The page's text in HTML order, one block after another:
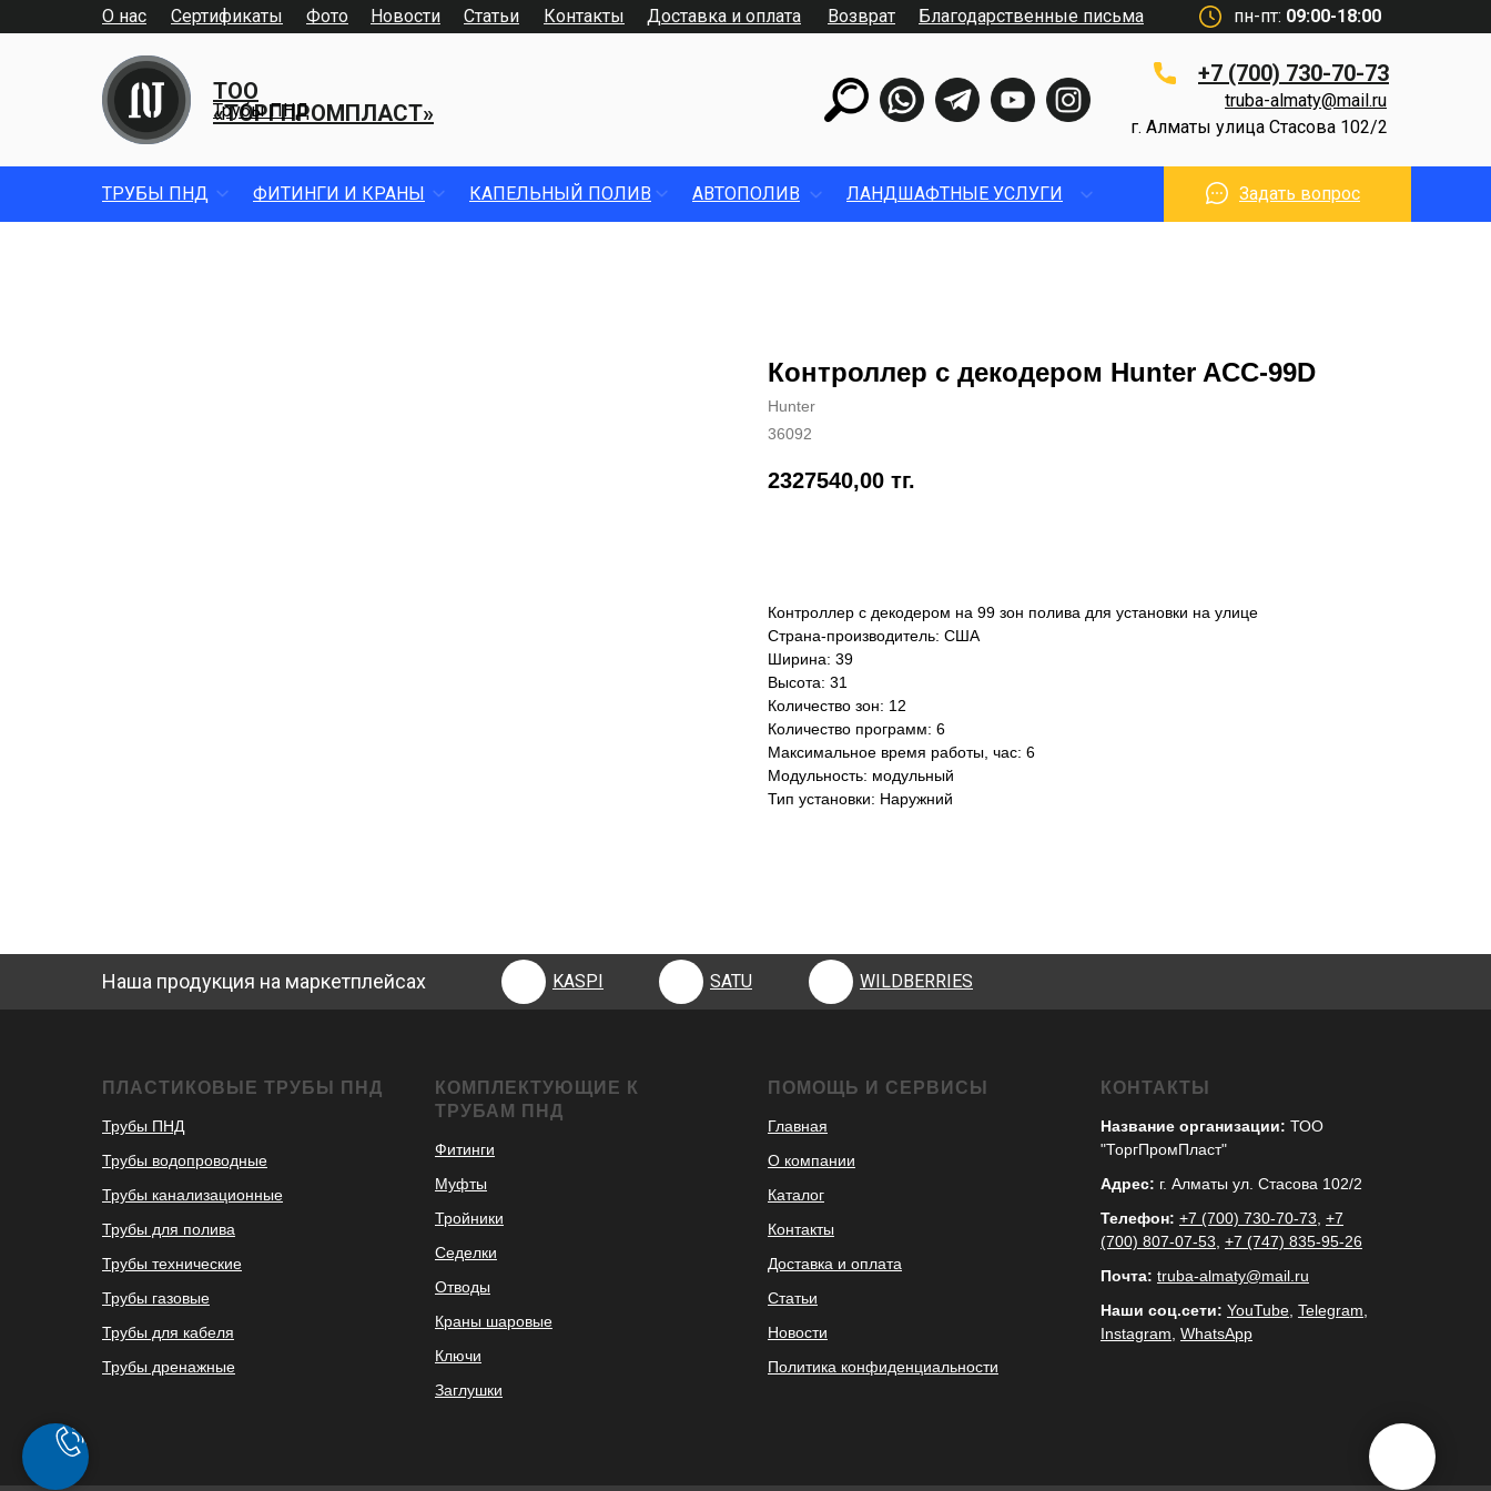
О нас Доставка и оплата
Контакты
Фото
Сертификаты Новости Статьи пн-пт: 09:00-18:00
ТОО
«ТОРГПРОМПЛАСТ»
Трубы ПНД
+7 (700) 730-70-73
г. Алматы улица Стасова 102/2
truba-almaty@mail.ru
Возврат Благодарственные письма
ТРУБЫ ПНД ФИТИНГИ И КРАНЫ КАПЕЛЬНЫЙ ПОЛИВ АВТОПОЛИВ ЛАНДШАФТНЫЕ УСЛУГИ Задать вопрос
Контроллер с декодером Hunter ACC-99D
Hunter
36092
2327540,00 тг.
Контроллер с декодером на 99 зон полива для установки на улице
Страна-производитель: США
Ширина: 39
Высота: 31
Количество зон: 12
Количество программ: 6
Максимальное время работы, час: 6
Модульность: модульный
Тип установки: Наружний
Наша продукция на маркетплейсах KASPI SATU WILDBERRIES
ПЛАСТИКОВЫЕ ТРУБЫ ПНД
Трубы ПНД
Трубы водопроводные
Трубы канализационные
Трубы для полива
Трубы технические
Трубы газовые
Трубы для кабеля
Трубы дренажные
КОМПЛЕКТУЮЩИЕ К
ТРУБАМ ПНД
Фитинги
Муфты
Тройники
Седелки
Отводы
Краны шаровые
Ключи
Заглушки
ПОМОЩЬ И СЕРВИСЫ
Главная
О компании
Каталог
Контакты
Доставка и оплата
Статьи
Новости
Политика конфиденциальности
КОНТАКТЫ
Название организации: ТОО
"ТоргПромПласт"
Адрес: г. Алматы ул. Стасова 102/2
Телефон: +7 (700) 730-70-73 +7
(700) 807-07-53 +7 (747) 835-95-26
Почта: truba-almaty@mail.ru
Наши соц.сети: YouTube Telegram
Instagram WhatsApp